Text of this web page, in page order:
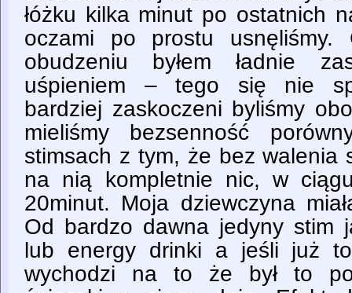
łóżku kilka minut po ostatnich
oczami po prostu usnęliśmy.
obudzeniu byłem ładnie
uśpieniem – tego się nie
bardziej zaskoczeni byliśmy
mieliśmy bezsenność
stimsach z tym, że bez walenia
na nią kompletnie nic, w
20minut. Moja dziewczyna
Od bardzo dawna jedyny stim
lub energy drinki a jeśli już
wychodzi na to że był to